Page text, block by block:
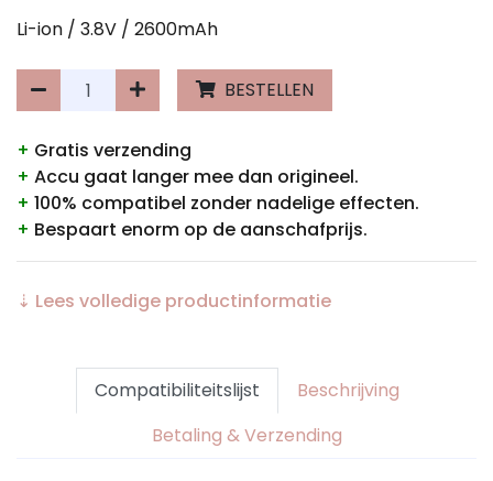
Li-ion / 3.8V / 2600mAh
BESTELLEN
+ Gratis verzending
+ Accu gaat langer mee dan origineel.
+ 100% compatibel zonder nadelige effecten.
+ Bespaart enorm op de aanschafprijs.
⇣ Lees volledige productinformatie
Compatibiliteitslijst
Beschrijving
Betaling & Verzending